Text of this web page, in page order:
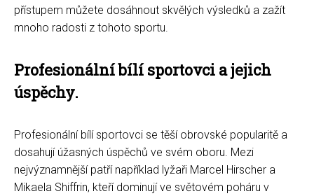
přístupem můžete dosáhnout skvělých výsledků a zažít
mnoho radosti z tohoto sportu.
Profesionální bílí sportovci a jejich
úspěchy.
Profesionální bílí sportovci se těší obrovské popularitě a
dosahují úžasných úspěchů ve svém oboru. Mezi
nejvýznamnější patří například lyžaři Marcel Hirscher a
Mikaela Shiffrin, kteří dominují ve světovém poháru v